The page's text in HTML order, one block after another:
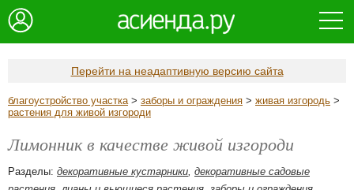
Перейти на неадаптивную версию сайта
благоустройство участка> заборы и ограждения > живая изгородь >
растения для живой изгороди
Лимонник в качестве живой изгороди
Разделы: декоративные кустарники, декоративные садовые